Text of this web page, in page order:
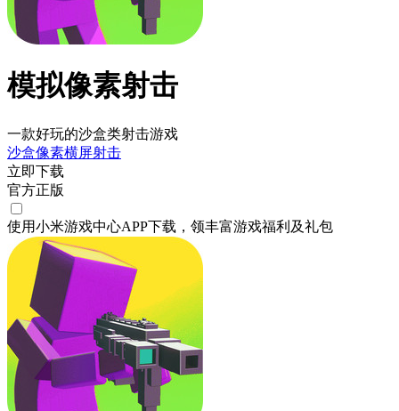
模拟像素射击
一款好玩的沙盒类射击游戏
沙盒像素横屏射击
立即下载
官方正版
使用小米游戏中心APP下载 ，领丰富游戏福利 及礼包